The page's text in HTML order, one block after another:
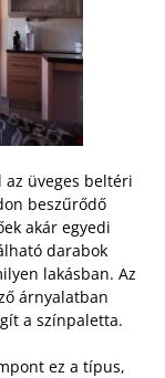
az üveges beltéri
beszűrődő
akár egyedi
darabok
lakásban. Az
árnyalatban
a színpaletta.
ez a típus,